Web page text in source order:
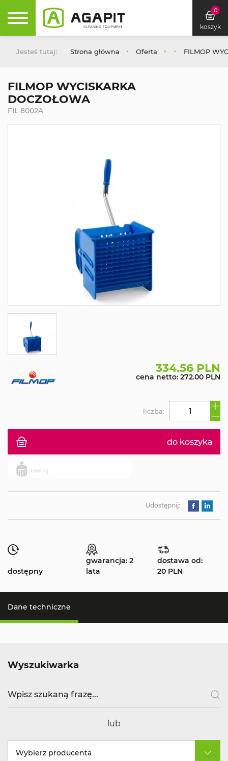
0
koszyk
Jesteś tutaj: Strona główna Oferta FILMOP
FILMOP WYCISKARKA
DOCZOŁOWA
FIL 8002A
334.56 PLN
cena netto: 272.00 PLN
do koszyka
liczba:
Udostępnij:
dostępny
gwarancja: 2
lata
dostawa od:
20 PLN
Dane techniczne
Wyszukiwarka
lub
Wybierz producenta